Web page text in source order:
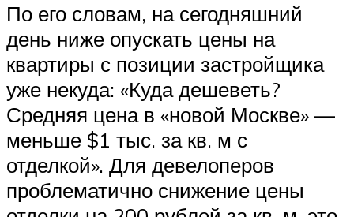
По его словам, на сегодняшний
день ниже опускать цены на
квартиры с позиции застройщика
уже некуда: «Куда дешеветь?
Средняя цена в «новой Москве» —
меньше $1 тыс. за кв. м с
отделкой». Для девелоперов
проблематично снижение цены